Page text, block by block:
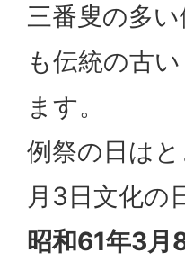
三番叟の多
も伝統の古
ます。
例祭の日は
月3日文化の
昭和61年3月